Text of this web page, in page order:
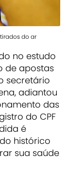
do ar
no estudo
de apostas
secretário
adiantou
das
do CPF
é
histórico
sua saúde